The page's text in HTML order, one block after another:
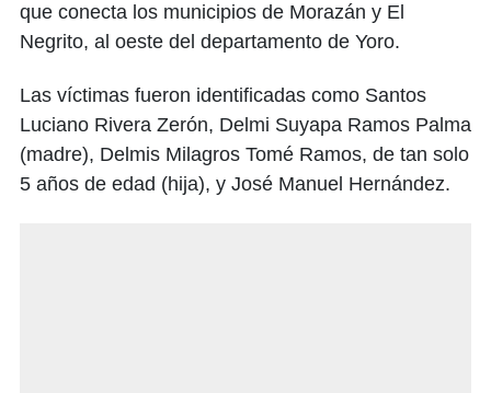
que conecta los municipios de Morazán y El
Negrito, al oeste del departamento de Yoro.
Las víctimas fueron identificadas como Santos
Luciano Rivera Zerón, Delmi Suyapa Ramos Palma
(madre), Delmis Milagros Tomé Ramos, de tan solo
5 años de edad (hija), y José Manuel Hernández.